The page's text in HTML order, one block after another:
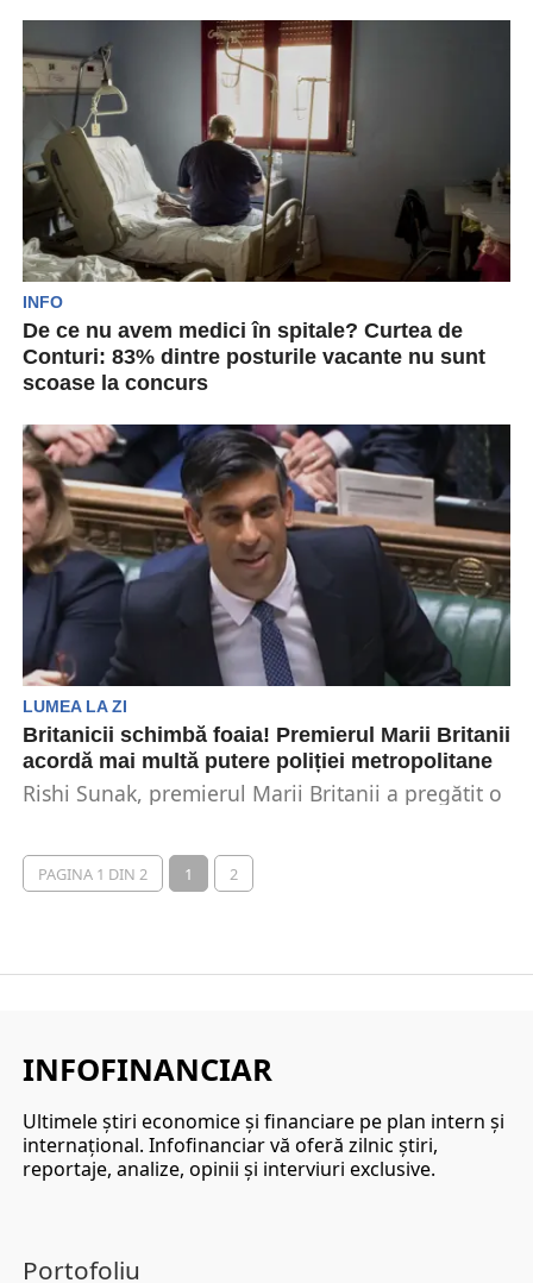
INFO
De ce nu avem medici în spitale? Curtea de
Conturi: 83% dintre posturile vacante nu sunt
scoase la concurs
vine vorba despre resursa umană din sistemul
de...
LUMEA LA ZI
Britanicii schimbă foaia! Premierul Marii Britanii
acordă mai multă putere poliției metropolitane
Rishi Sunak, premierul Marii Britanii a pregătit o
PAGINA 1 DIN 2 1 2
INFOFINANCIAR
Ultimele ştiri economice şi financiare pe plan intern şi
internaţional. Infofinanciar vă oferă zilnic ştiri,
reportaje, analize, opinii şi interviuri exclusive.
Portofoliu